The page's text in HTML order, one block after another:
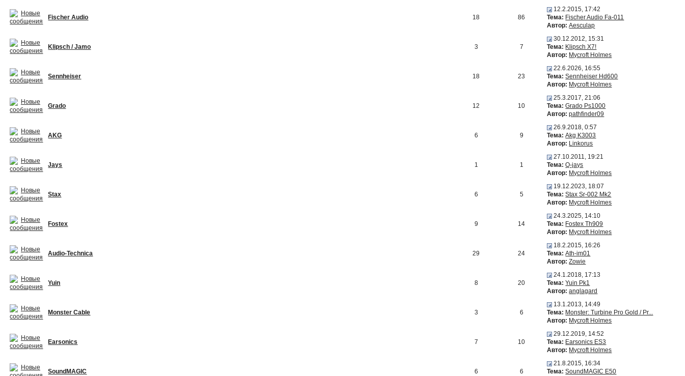
Fischer Audio 18 86
12.2.2015, 17:42
Тема: Fischer Audio Fa-011
Автор: Aesculap
Klipsch / Jamo 3 7
30.12.2012, 15:31
Тема: Klipsch X7!
Автор: Mycroft Holmes
Sennheiser 18 23
22.6.2026, 16:55
Тема: Sennheiser Hd600
Автор: Mycroft Holmes
Grado 12 10
25.3.2017, 21:06
Тема: Grado Ps1000
Автор: pathfinder09
AKG 6 9
26.9.2018, 0:57
Тема: Akg K3003
Автор: Linkorus
Jays 1 1
27.10.2011, 19:21
Тема: Q-jays
Автор: Mycroft Holmes
Stax 6 5
19.12.2023, 18:07
Тема: Stax Sr-002 Mk2
Автор: Mycroft Holmes
Fostex 9 14
24.3.2025, 14:10
Тема: Fostex Th909
Автор: Mycroft Holmes
Audio-Technica 29 24
18.2.2015, 16:26
Тема: Ath-im01
Автор: Zowie
Yuin 8 20
24.1.2018, 17:13
Тема: Yuin Pk1
Автор: anglagard
Monster Cable 3 6
13.1.2013, 14:49
Тема: Monster: Turbine Pro Gold / Pr...
Автор: Mycroft Holmes
Earsonics 7 10
29.12.2019, 14:52
Тема: Earsonics ES3
Автор: Mycroft Holmes
SoundMAGIC 6 6
21.8.2015, 16:34
Тема: SoundMAGIC E50